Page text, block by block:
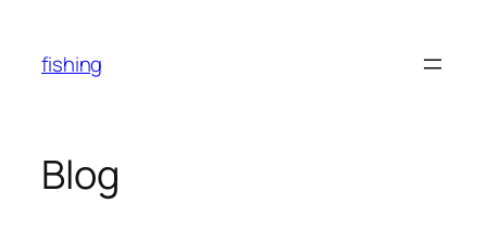
content
fishing
Blog